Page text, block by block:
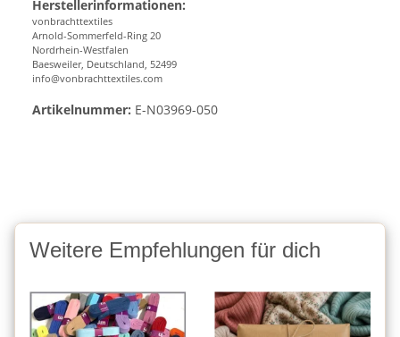
Herstellerinformationen:
vonbrachttextiles
Arnold-Sommerfeld-Ring 20
Nordrhein-Westfalen
Baesweiler, Deutschland, 52499
info@vonbrachttextiles.com
Artikelnummer: E-N03969-050
Weitere Empfehlungen für dich